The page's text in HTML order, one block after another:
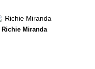
Richie Miranda